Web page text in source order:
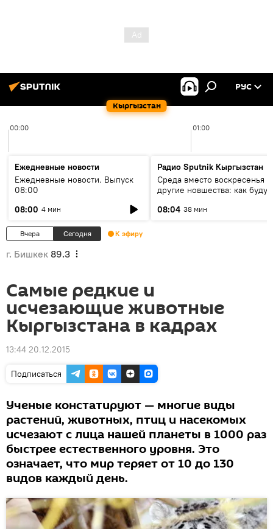
Кыргызстан
РУС
00:00 01:00
Ежедневные новости
Ежедневные новости. Выпуск
08:00
08:00 4 мин
Радио Sputnik Кыргызстан
Среда вместо воскресенья и
другие новшества: как будут
08:04 38 мин
Вчера Сегодня К эфиру
г. Бишкек 89.3
Самые редкие и
исчезающие животные
Кыргызстана в кадрах
13:44 20.12.2015
Подписаться
Ученые констатируют — многие виды
растений, животных, птиц и насекомых
исчезают с лица нашей планеты в 1000 раз
быстрее естественного уровня. Это
означает, что мир теряет от 10 до 130
видов каждый день.